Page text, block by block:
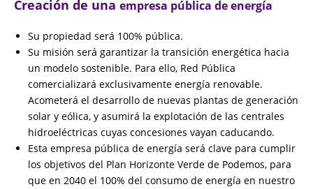
Creación de una empresa pública de energía
Su propiedad será 100% pública.
Su misión será garantizar la transición energética hacia
un modelo sostenible. Para ello, Red Pública
comercializará exclusivamente energía renovable.
Acometerá el desarrollo de nuevas plantas de generación
solar y eólica, y asumirá la explotación de las centrales
hidroeléctricas cuyas concesiones vayan caducando.
Esta empresa pública de energía será clave para cumplir
los objetivos del Plan Horizonte Verde de Podemos, para
que en 2040 el 100% del consumo de energía en nuestro